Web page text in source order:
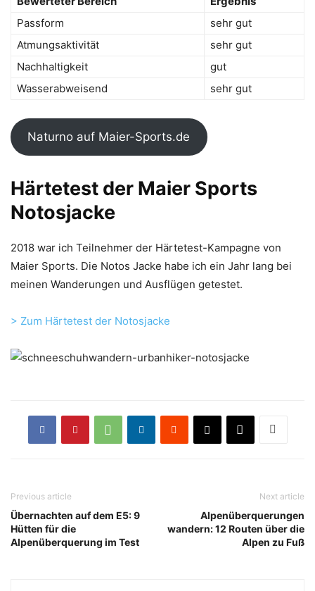
Passform
sehr gut
Atmungsaktivität
sehr gut
Nachhaltigkeit
gut
Wasserabweisend
sehr gut
Naturno auf Maier-Sports.de
Härtetest der Maier Sports
Notosjacke
2018 war ich Teilnehmer der Härtetest-Kampagne von
Maier Sports. Die Notos Jacke habe ich ein Jahr lang bei
meinen Wanderungen und Ausflügen getestet.
> Zum Härtetest der Notosjacke
Previous article
Übernachten auf dem E5: 9
Hütten für die
Alpenüberquerung im Test
Next article
Alpenüberquerungen
wandern: 12 Routen über die
Alpen zu Fuß